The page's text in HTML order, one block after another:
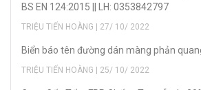
BS EN 124:2015 || LH: 0353842797
TRIỆU TIẾN HOÀNG | 27/ 10/ 2022
Biển báo tên đường dán màng phản
TRIỆU TIẾN HOÀNG | 25/ 10/ 2022